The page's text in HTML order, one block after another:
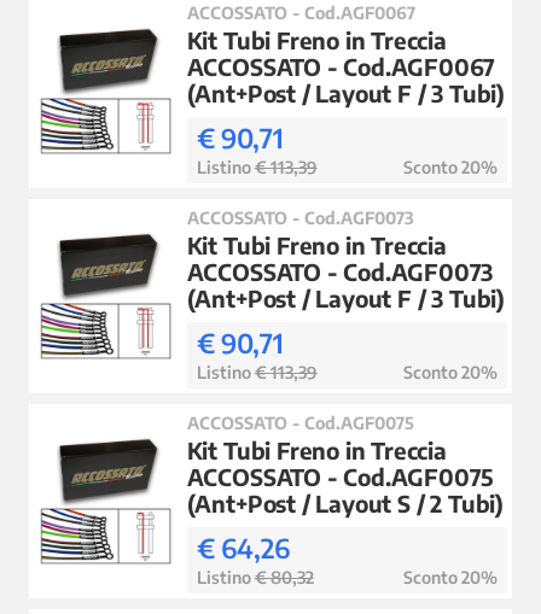
ACCOSSATO - Cod.AGF0067
Kit Tubi Freno in Treccia
ACCOSSATO - Cod.AGF0067
(Ant+Post / Layout F / 3 Tubi)
€ 90,71
Listino€ 113,39 Sconto 20%
ACCOSSATO - Cod.AGF0073
Kit Tubi Freno in Treccia
ACCOSSATO - Cod.AGF0073
(Ant+Post / Layout F / 3 Tubi)
€ 90,71
Listino€ 113,39 Sconto 20%
ACCOSSATO - Cod.AGF0075
Kit Tubi Freno in Treccia
ACCOSSATO - Cod.AGF0075
(Ant+Post / Layout S / 2 Tubi)
€ 64,26
Listino€ 80,32 Sconto 20%